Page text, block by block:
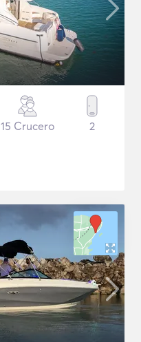
15 Crucero 2